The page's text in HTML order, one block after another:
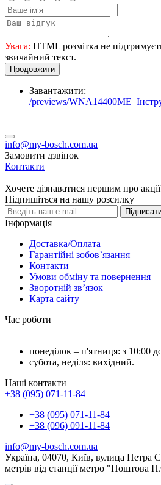
Увага: HTML розмітка не
звичайний текст.
Продовжити
Завантажити:
/previews/
info@my-bosch.com.ua
Замовити дзвінок
Контакти
Хочете дізнаватися першим про
Підпишіться на нашу розсилку
Інформація
Доставка/Оплата
Гарантійні зобов`язання
Контакти
Умови обміну та повернення
Зворотній зв’язок
Карта сайту
Час роботи
понеділок – п'ятниця: з 10:00
субота, неділя: вихідний.
Наші контакти
+38 (095) 071-11-84
+38 (095) 071-11-84
+38 (096) 091-11-84
info@my-bosch.com.ua
Україна, 04070, Київ, вулица Петра
метрів від станції метро "Поштова